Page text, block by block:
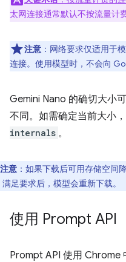
太网连接通常默认不按流量计
注意 ：网络要求仅适用于
连接。使用模型时，不会向
Gemini Nano 的确切大小
不同。如需确定当前大小
internals 。
注意 ：如果下载后可用存储空间
足要求后，模型会重新下载。
使用 Prompt API
Prompt API 使用 Chrome